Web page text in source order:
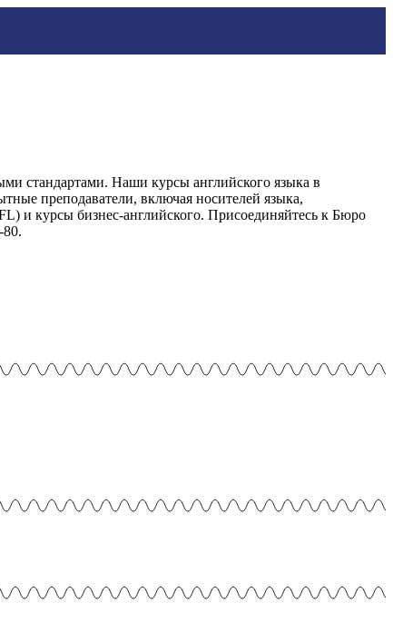
стандартами. Наши курсы английского языка в
преподаватели, включая носителей языка,
и курсы бизнес-английского. Присоединяйтесь к Бюро
80.